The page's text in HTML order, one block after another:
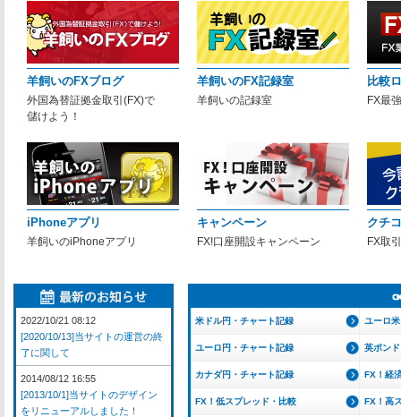
羊飼いのFXブログ
外国為替証拠金取引(FX)で
儲けよう！
羊飼いのFX記録室
羊飼いの記録室
比較
FX最
iPhoneアプリ
羊飼いのiPhoneアプリ
キャンペーン
FX!口座開設キャンペーン
クチ
FX取
米ドル円・チャート記録 ユーロ
ユーロ円・チャート記録 英ポン
カナダ円・チャート記録 FX！経
FX！低スプレッド・比較 FX！高
2022/10/21 08:12
[2020/10/13]当サイトの運営の終
了に関して
2014/08/12 16:55
[2013/10/1]当サイトのデザイン
をリニューアルしました！